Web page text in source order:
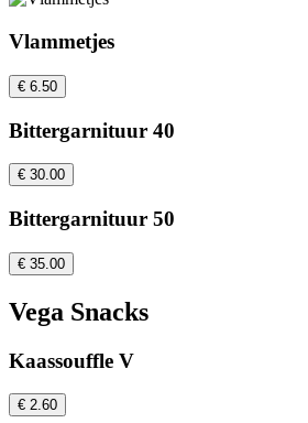
Vlammetjes
€ 6.50
Bittergarnituur 40
€ 30.00
Bittergarnituur 50
€ 35.00
Vega Snacks
Kaassouffle V
€ 2.60